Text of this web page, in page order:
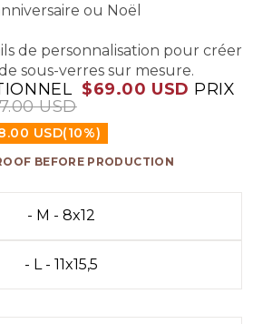
ou Noël
de personnalisation pour créer
sous-verres sur mesure.
$69.00 USD PRIX
USD
USD(10%)
BEFORE PRODUCTION
- M - 8x12
- L - 11x15,5